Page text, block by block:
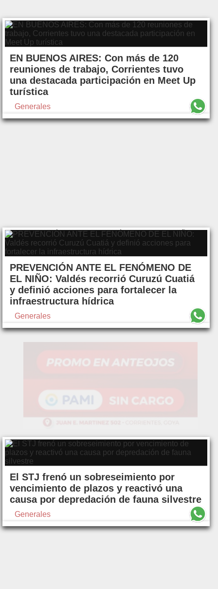
EN BUENOS AIRES: Con más de 120
reuniones de trabajo, Corrientes tuvo
una destacada participación en Meet Up
turística
Generales
PREVENCIÓN ANTE EL FENÓMENO DE
EL NIÑO: Valdés recorrió Curuzú Cuatiá
y definió acciones para fortalecer la
infraestructura hídrica
Generales
El STJ frenó un sobreseimiento por
vencimiento de plazos y reactivó una
causa por depredación de fauna silvestre
Generales